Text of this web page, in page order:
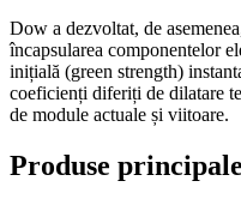
Dow a dezvoltat, de
încapsularea componentelor
inițială (green strength)
coeficienți diferiți de dilatare
de module actuale și viitoare.
Produse principale